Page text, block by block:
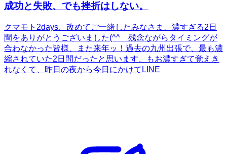
成功と失敗、でも挫折はしない。
クマモト2days、改めてご一緒したみなさま、濃すぎる2日
間をありがとうございました(^^ゞ残念ながらタイミングが
合わなかった皆様、また来年ッ！過去の九州出張で、最も濃
縮されていた2日間だったと思います、もお濃すぎて覚えき
れなくて、昨日の夜から今日にかけてLINE